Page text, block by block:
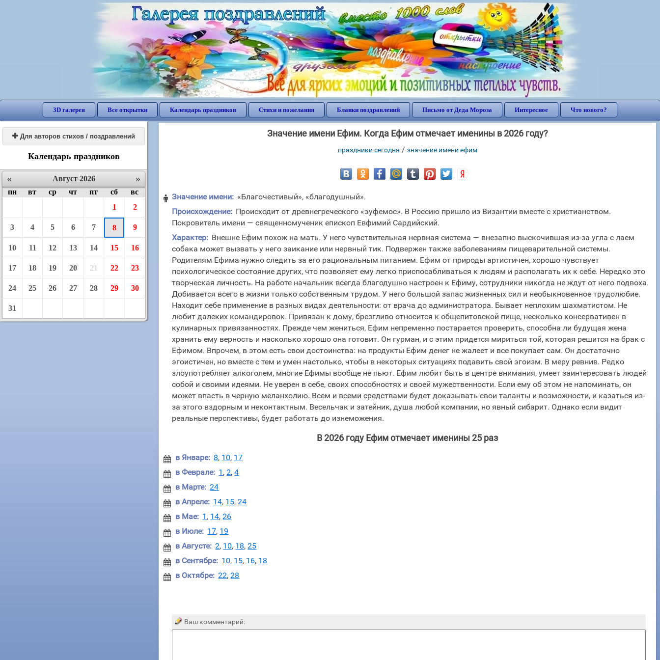
3D галерея Все открытки Календарь праздников Стихи и пожелания Бланки поздравлений Письмо от Деда Мороза Интересное Что нового?
 Для авторов стихов / поздравлений
Календарь праздников
« »
Август 2026
пн
вт ср чт пт сб
вс
1
2
3 4 5 6 7 8 9
10 11 12 13 14 15 16
17 18 19 20 21 22 23
24 25 26 27 28 29 30
31
Значение имени Ефим. Когда Ефим отмечает именины в 2026 году?
праздники сегодня / значение имени ефим
 Значение имени: «Благочестивый», «благодушный».
Происхождение: Происходит от древнегреческого «эуфемос». В Россию пришло из Византии вместе с христианством.
Покровитель имени — священномученик епископ Евфимий Сардийский.
Характер: Внешне Ефим похож на мать. У него чувствительная нервная система — внезапно выскочившая из-за угла с лаем
собака может вызвать у него заикание или нервный тик. Подвержен также заболеваниям пищеварительной системы.
Родителям Ефима нужно следить за его рациональным питанием. Ефим от природы артистичен, хорошо чувствует
психологическое состояние других, что позволяет ему легко приспосабливаться к людям и располагать их к себе. Нередко это
творческая личность. На работе начальник всегда благодушно настроен к Ефиму, сотрудники никогда не ждут от него подвоха.
Добивается всего в жизни только собственным трудом. У него большой запас жизненных сил и необыкновенное трудолюбие.
Находит себе применение в разных видах деятельности: от врача до администратора. Бывает неплохим шахматистом. Не
любит далеких командировок. Привязан к дому, брезгливо относится к общепитовской пище, несколько консервативен в
кулинарных привязанностях. Прежде чем жениться, Ефим непременно постарается проверить, способна ли будущая жена
хранить ему верность и насколько хорошо она готовит. Он гурман, и с этим придется мириться той, которая решится на брак с
Ефимом. Впрочем, в этом есть свои достоинства: на продукты Ефим денег не жалеет и все покупает сам. Он достаточно
эгоистичен, но вместе с тем и умен настолько, чтобы в некоторых ситуациях подавить свой эгоизм. В меру ревнив. Редко
злоупотребляет алкоголем, многие Ефимы вообще не пьют. Ефим любит быть в центре внимания, умеет заинтересовать людей
собой и своими идеями. Не уверен в себе, своих способностях и своей мужественности. Если ему об этом не напоминать, он
может впасть в черную меланхолию. Всем и всеми средствами будет доказывать свои таланты и возможности, и казаться из-
за этого вздорным и неконтактным. Весельчак и затейник, душа любой компании, но явный сибарит. Однако если видит
реальные перспективы, будет работать до изнеможения.
В 2026 году Ефим отмечает именины 25 раз
 в Январе: 8, 10, 17
 в Феврале: 1 ,2,4
 в Марте: 24
 в Апреле: 14, 15,24
 в Мае: 1 , 14,26
 в Июле: 17, 19
 в Августе: 2, 10, 18,25
 в Сентябре: 10, 15, 16, 18
 в Октябре: 22,28
Ваш комментарий: